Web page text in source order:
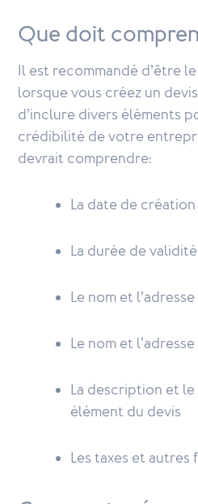
Que doit
Il est recommandé d’être
lorsque vous créez un
d’inclure divers éléments
crédibilité de votre
devrait comprendre:
La date de
La durée de
Le nom et
Le nom et
La description et
élément du devis
Les taxes et autres